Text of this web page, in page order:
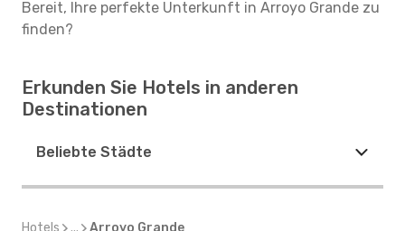
Bereit, Ihre perfekte Unterkunft in Arroyo Grande zu
finden?
Erkunden Sie Hotels in anderen
Destinationen
Beliebte Städte
Hotels ... Arroyo Grande